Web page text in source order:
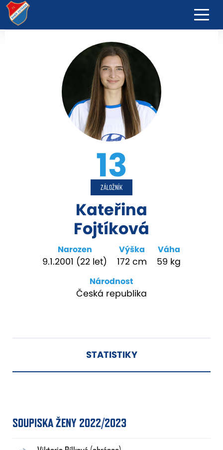
13
ZÁLOŽNÍK
Kateřina
Fojtíková
Narozen
9.1.2001 (22 let)
Výška
172 cm
Váha
59 kg
Národnost
Česká republika
STATISTIKY
SOUPISKA ŽENY 2022/2023